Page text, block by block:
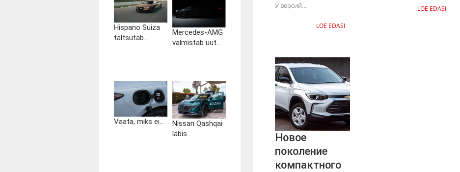
Hispano Suiza
taltsutab...
Mercedes-AMG
valmistab uut...
Vaata, miks ei...
Nissan Qashqai
läbis...
У версий...
LOE EDASI
LOE EDASI
Новое
поколение
компактного